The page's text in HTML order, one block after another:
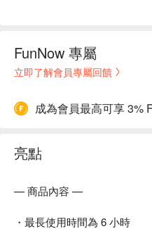
FunNow 專屬
立即了解會員專屬回饋
成為會員最高可享 3%
亮點
— 商品內容 —
・最長使用時間為 6 小時